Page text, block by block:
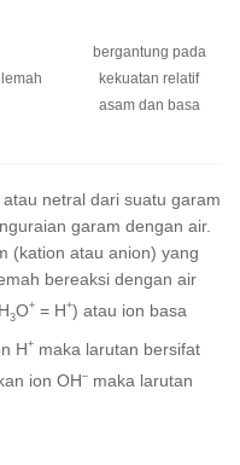
lemah
bergantung pada
kekuatan relatif
asam dan basa
netral dari suatu garam
garam dengan air.
(kation atau anion) yang
bereaksi dengan air
3O+ = H+) atau ion basa
H+ maka larutan bersifat
ion OH– maka larutan